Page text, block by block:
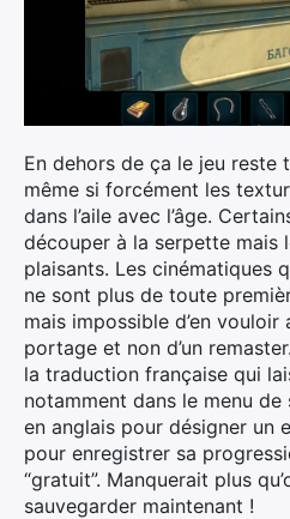
En dehors de ça le jeu reste
même si forcément les
dans l’aile avec l’âge.
découper à la serpette mais
plaisants. Les cinématiques
ne sont plus de toute
mais impossible d’en vouloir
portage et non d’un
la traduction française qui
notamment dans le menu de
en anglais pour désigner un
pour enregistrer sa
“gratuit”. Manquerait plus
sauvegarder maintenant !